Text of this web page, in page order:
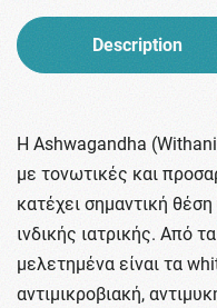
Description
Η Ashwagandha
με τονωτικές και
κατέχει σημαντική
ινδικής ιατρικής. Από
μελετημένα είναι τα
αντιμικροβιακή,